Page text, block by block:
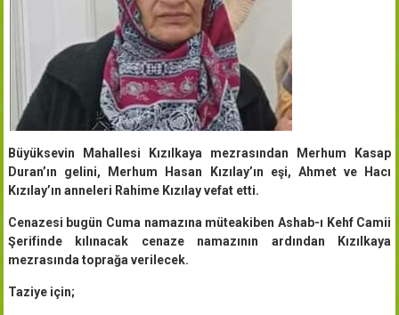
Büyüksevin Mahallesi Kızılkaya mezrasından Merhum Kasap
Duran’ın gelini, Merhum Hasan Kızılay’ın eşi, Ahmet ve Hacı
Kızılay’ın anneleri Rahime Kızılay vefat etti.
Cenazesi bugün Cuma namazına müteakiben Ashab-ı Kehf Camii
Şerifinde kılınacak cenaze namazının ardından Kızılkaya
mezrasında toprağa verilecek.
Taziye için;